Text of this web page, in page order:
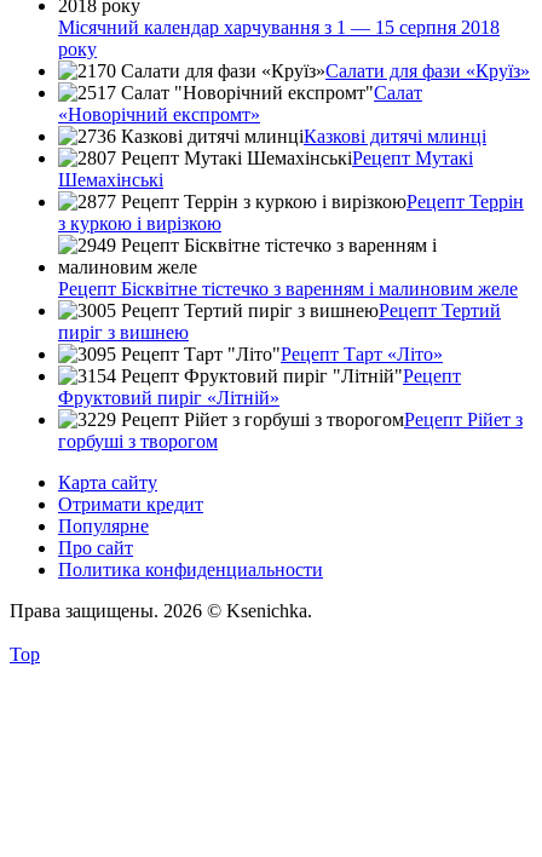
Місячний календар харчування з 1 — 15 серпня 2018
року
Салати для фази «Круїз»
Салат
«Новорічний експромт»
Казкові дитячі млинці
Рецепт Мутакі
Шемахінські
Рецепт Террін
з куркою і вирізкою
Рецепт Бісквітне тістечко з варенням і малиновим желе
Рецепт Тертий
пиріг з вишнею
Рецепт Тарт «Літо»
Рецепт
Фруктовий пиріг «Літній»
Рецепт Рійет з
горбуші з творогом
Карта сайту
Отримати кредит
Популярне
Про сайт
Политика конфиденциальности
Права защищены. 2026 © Ksenichka.
Top